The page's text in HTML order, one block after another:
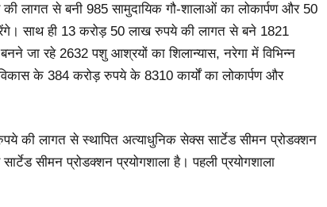
लागत से बनी 985 सामुदायिक गौ-शालाओं का लोकार्पण और 50
साथ ही 13 करोड़ 50 लाख रुपये की लागत से बने 1821
जा रहे 2632 पशु आश्रयों का शिलान्यास, नरेगा में विभिन्न
के 384 करोड़ रुपये के 8310 कार्यों का लोकार्पण और
की लागत से स्थापित अत्याधुनिक सेक्स सार्टेड सीमन प्रोडक्शन
सीमन प्रोडक्शन प्रयोगशाला है। पहली प्रयोगशाला